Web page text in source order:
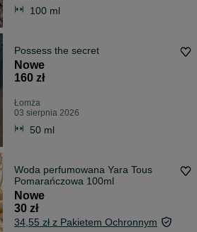
100 ml
Possess the secret
Nowe
160 zł
Łomża
03 sierpnia 2026
50 ml
Woda perfumowana Yara Tous
Pomarańczowa 100ml
Nowe
30 zł
34,55 zł z Pakietem Ochronnym